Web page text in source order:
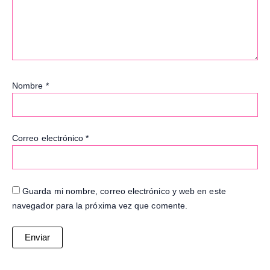
Nombre *
Correo electrónico*
Guarda mi nombre, correo electrónico y web en este
navegador para la próxima vez que comente.